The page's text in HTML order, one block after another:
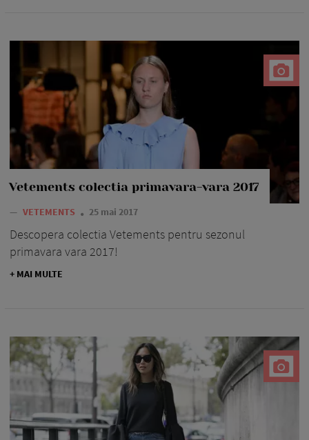
Vetements colectia primavara-vara 2017
— VETEMENTS 25 mai 2017
Descopera colectia Vetements pentru sezonul
primavara vara 2017!
+ MAI MULTE